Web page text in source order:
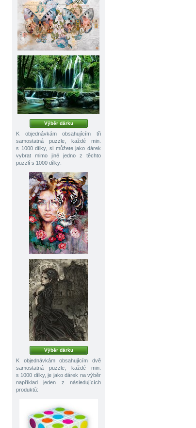
Výběr dárku
K objednávkám obsahujícím tři
samostatná puzzle, každé min.
s 1000 dílky, si můžete jako dárek
vybrat mimo jiné jedno z těchto
puzzlí s 1000 dílky:
Výběr dárku
K objednávkám obsahujícím dvě
samostatná puzzle, každé min.
s 1000 dílky, je jako dárek na výběr
například jeden z následujících
produktů: